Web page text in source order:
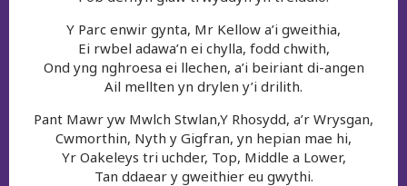
Y Parc enwir gynta, Mr Kellow a’i gweithia,
Ei rwbel adawa’n ei chylla, fodd chwith,
Ond yng nghroesa ei llechen, a’i beiriant di-angen
Ail mellten yn drylen y’i drilith.
Pant Mawr yw Mwlch Stwlan,Y Rhosydd, a’r Wrysgan,
Cwmorthin, Nyth y Gigfran, yn hepian mae hi,
Yr Oakeleys tri uchder, Top, Middle a Lower,
Tan ddaear y gweithier eu gwythi.